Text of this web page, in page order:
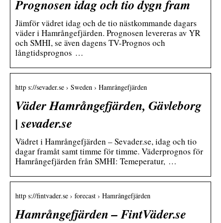
Prognosen idag och tio dygn fram
Jämför vädret idag och de tio nästkommande dagars
väder i Hamrångefjärden. Prognosen levereras av YR
och SMHI, se även dagens TV-Prognos och
långtidsprognos …
http s://sevader.se › Sweden › Hamrångefjärden
Väder Hamrångefjärden, Gävleborg
| sevader.se
Vädret i Hamrångefjärden – Sevader.se, idag och tio
dagar framåt samt timme för timme. Väderprognos för
Hamrångefjärden från SMHI: Temeperatur, …
http s://fintvader.se › forecast › Hamrångefjärden
Hamrångefjärden – FintVäder.se